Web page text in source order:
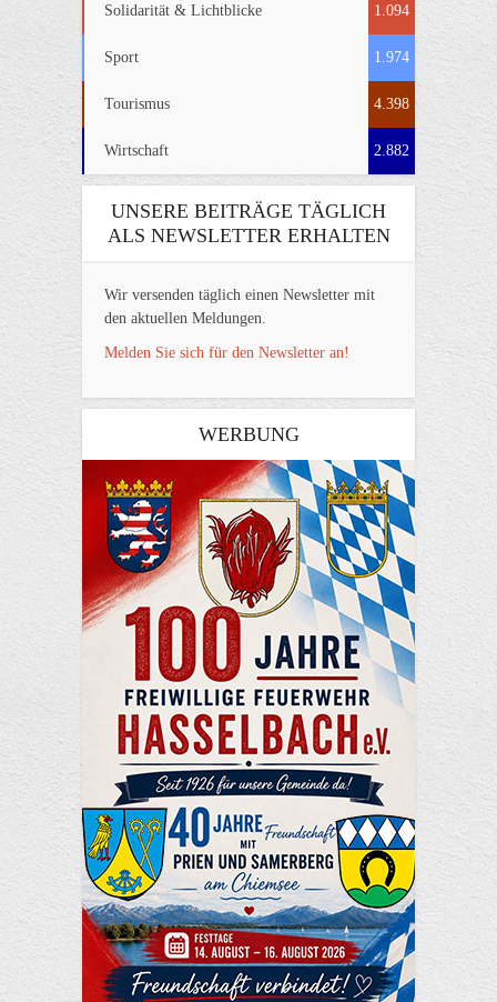
Solidarität & Lichtblicke 1.094
Sport 1.974
Tourismus 4.398
Wirtschaft 2.882
UNSERE BEITRÄGE TÄGLICH
ALS NEWSLETTER ERHALTEN
Wir versenden täglich einen Newsletter mit
den aktuellen Meldungen.
Melden Sie sich für den Newsletter an!
WERBUNG